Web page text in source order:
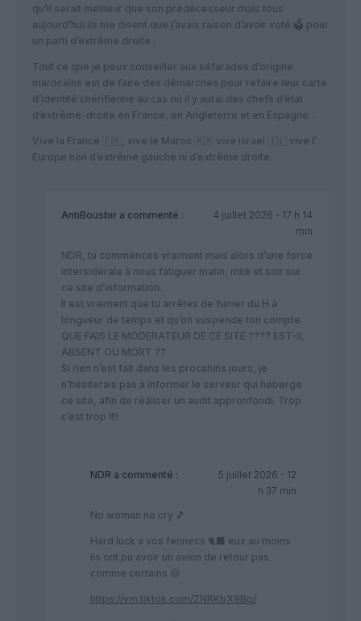
qu’il serait meilleur que son prédécesseur mais tous
aujourd’hui ils me disent que j’avais raison d’avoir voté 🗳 pour
un parti d’extrême droite ;
Tout ce que je peux conseiller aux séfarades d’origine
marocains est de faire des démarches pour refaire leur carte
d’identité chérifienne au cas où il y aurai des chefs d’état
d’extrême-droite en France, en Angleterre et en Espagne…
Vive la France 🇫🇷, vive le Maroc 🇲🇦 vive israel 🇮🇱 vive l’
Europe non d’extrême gauche ni d’extrême droite.
AntiBousbir a commenté :
4 juillet 2026 - 17 h 14
min
NDR, tu commences vraiment mais alors d’une force
intersidérale à nous fatiguer matin, midi et soir sur
ce site d’information.
Il est vraiment que tu arrêtes de fumer du H à
longueur de temps et qu’on suspende ton compte.
QUE FAIS LE MODERATEUR DE CE SITE ???? EST-IL
ABSENT OU MORT ??
Si rien n’est fait dans les procahins jours, je
n’hésiterais pas à informer le serveur qui heberge
ce site, afin de réaliser un audit appronfondi. Trop
c’est trop !!!!
NDR a commenté :
5 juillet 2026 - 12
h 37 min
No woman no cry 🎵
Hard luck a vos fennecs 🐈‍⬛ eux au moins
ils ont pu avoir un avion de retour pas
comme certains 😆
https://vm.tiktok.com/ZNRKbX9Bq/